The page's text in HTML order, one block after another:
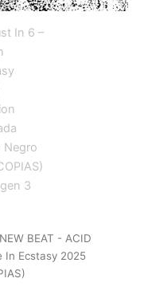
NEW BEAT - ACID
In Ecstasy 2025